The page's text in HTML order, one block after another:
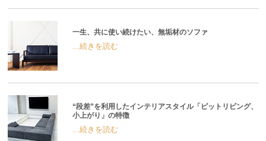
一生、共に使い続けたい、無垢材のソファ
...続きを読む
“段差”を利用したインテリアスタイル「ピットリビング、
小上がり」の特徴
...続きを読む